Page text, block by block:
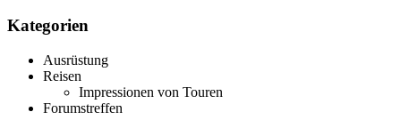
Kategorien
Ausrüstung
Reisen
Impressionen von Touren
Forumstreffen